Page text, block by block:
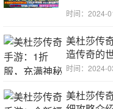
时间：2024-
美杜莎传
造传奇的
时间：2024-
美杜莎传